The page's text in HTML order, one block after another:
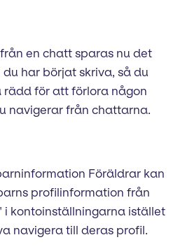
en chatt sparas nu det
har börjat skriva, så du
rädd för att förlora någon
navigerar från chattarna.
Föräldrar kan
profilinformation från
i kontoinställningarna istället
navigera till deras profil.